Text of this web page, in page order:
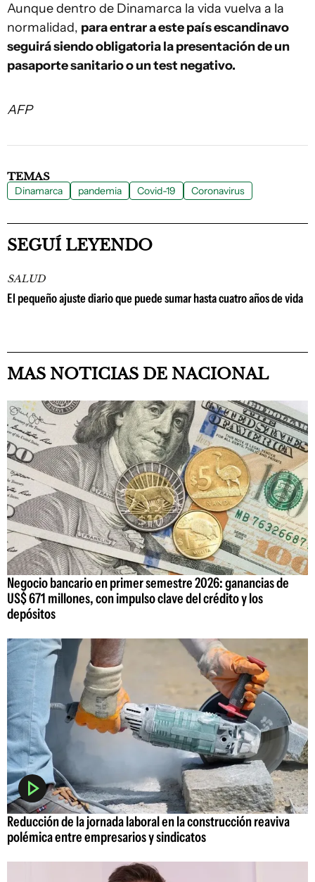
Aunque dentro de Dinamarca la vida vuelva a la
normalidad, para entrar a este país escandinavo
seguirá siendo obligatoria la presentación de un
pasaporte sanitario o un test negativo.
AFP
TEMAS
Dinamarca pandemia Covid-19 Coronavirus
SEGUÍ LEYENDO
SALUD
El pequeño ajuste diario que puede sumar hasta cuatro años de vida
MAS NOTICIAS DE NACIONAL
Negocio bancario en primer semestre 2026: ganancias de
US$ 671 millones, con impulso clave del crédito y los
depósitos
Reducción de la jornada laboral en la construcción reaviva
polémica entre empresarios y sindicatos